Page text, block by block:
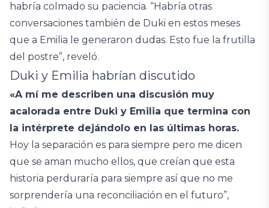
habría colmado su paciencia. “Habría otras
conversaciones también de Duki en estos meses
que a Emilia le generaron dudas. Esto fue la frutilla
del postre”, reveló.
Duki y Emilia habrían discutido
«A mí me describen una discusión muy
acalorada entre Duki y Emilia que termina con
la intérprete dejándolo en las últimas horas.
Hoy la separación es para siempre pero me dicen
que se aman mucho ellos, que creían que esta
historia perduraría para siempre así que no me
sorprendería una reconciliación en el futuro”,